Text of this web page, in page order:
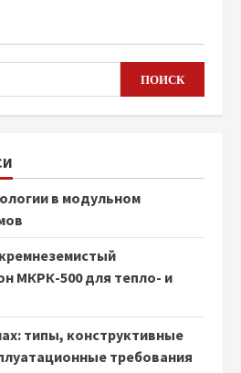
ПОИСК
в модульном
МКРК-500 для тепло- и
типы, конструктивные
требования